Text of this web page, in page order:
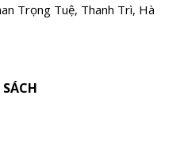
Trọng Tuệ, Thanh Trì, Hà